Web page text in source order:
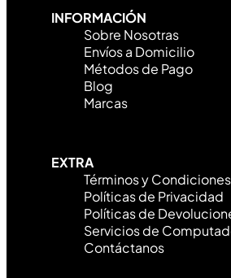
INFORMACIÓN
Sobre Nosotras
Envíos a Domicilio
Métodos de Pago
Blog
Marcas
EXTRA
Términos y Condiciones
Políticas de Privacidad
Políticas de
Servicios de
Contáctanos